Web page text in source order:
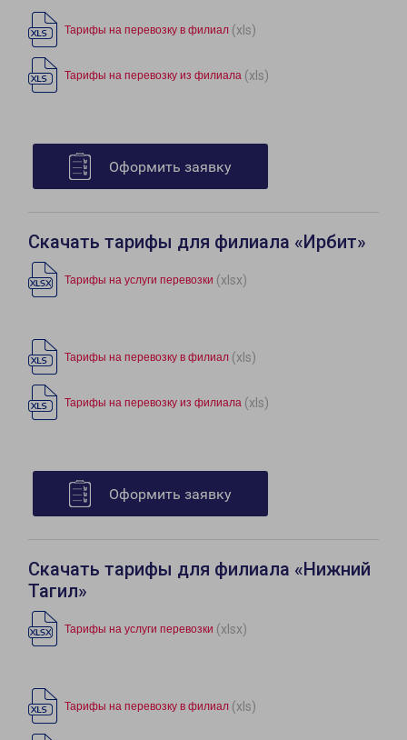
Тарифы на перевозку в филиал (xls)
Тарифы на перевозку из филиала (xls)
Оформить заявку
Скачать тарифы для филиала «Ирбит»
Тарифы на услуги перевозки (xlsx)
Тарифы на перевозку в филиал (xls)
Тарифы на перевозку из филиала (xls)
Оформить заявку
Скачать тарифы для филиала «Нижний
Тагил»
Тарифы на услуги перевозки (xlsx)
Тарифы на перевозку в филиал (xls)